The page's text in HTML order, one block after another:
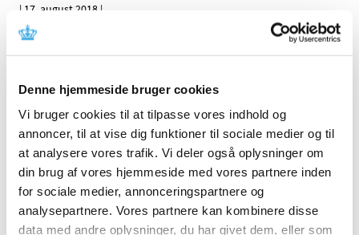
Denne hjemmeside bruger cookies
Vi bruger cookies til at tilpasse vores indhold og
annoncer, til at vise dig funktioner til sociale medier og til
at analysere vores trafik. Vi deler også oplysninger om
din brug af vores hjemmeside med vores partnere inden
for sociale medier, annonceringspartnere og
analysepartnere. Vores partnere kan kombinere disse
data med andre oplysninger, du har givet dem, eller som
| 17. august 2018 |
Bevillingen til at drive Holte Apotek er ledig pr. 1. maj
2019.
Alle (2506)
TID
2026 (84)
2025 (158)
2024 (224)
2023 (195)